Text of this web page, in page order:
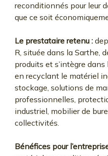
reconditionnés pour leur
que ce soit
Le prestataire retenu :
R, située dans la Sarthe,
produits et s’intègre
en recyclant le matériel
stockage, solutions de
professionnelles,
industriel, mobilier de
collectivités.
Bénéfices pour